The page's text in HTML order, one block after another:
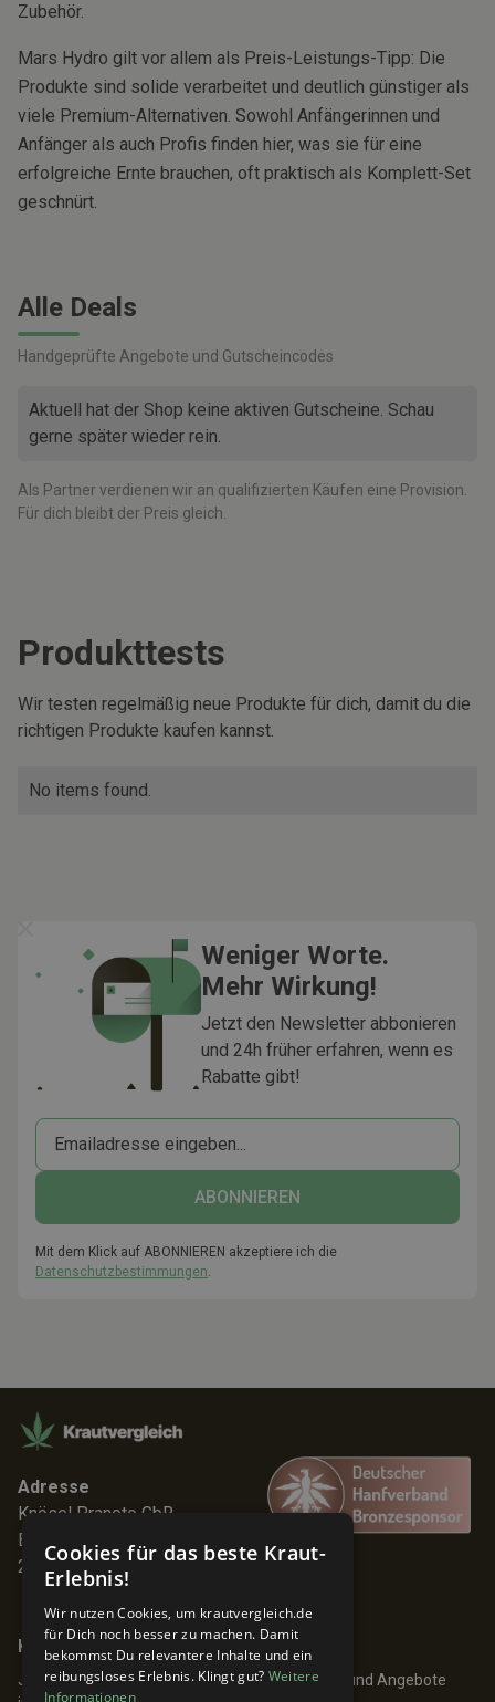
Zubehör.
Mars Hydro gilt vor allem als Preis-Leistungs-Tipp: Die
Produkte sind solide verarbeitet und deutlich günstiger als
viele Premium-Alternativen. Sowohl Anfängerinnen und
Anfänger als auch Profis finden hier, was sie für eine
erfolgreiche Ernte brauchen, oft praktisch als Komplett-Set
geschnürt.
Alle Deals
Handgeprüfte Angebote und Gutscheincodes
Aktuell hat der Shop keine aktiven Gutscheine. Schau
gerne später wieder rein.
Als Partner verdienen wir an qualifizierten Käufen eine Provision.
Für dich bleibt der Preis gleich.
Produkttests
Wir testen regelmäßig neue Produkte für dich, damit du die
richtigen Produkte kaufen kannst.
No items found.
Weniger Worte.
Mehr Wirkung!
Jetzt den Newsletter abbonieren
und 24h früher erfahren, wenn es
Rabatte gibt!
Mit dem Klick auf ABONNIEREN akzeptiere ich die
Datenschutzbestimmungen
Adresse
Knösel Pranoto GbR
Elmenhorststr. 7
22767 Hamburg
Keine Angebote verpassen!
Jetzt anmelden und 24h früher über Aktionen und Angebote
Cookies für das beste Kraut-
Erlebnis!
Wir nutzen Cookies, um krautvergleich.de
für Dich noch besser zu machen. Damit
bekommst Du relevantere Inhalte und ein
reibungsloses Erlebnis. Klingt gut? Weitere
Informationen